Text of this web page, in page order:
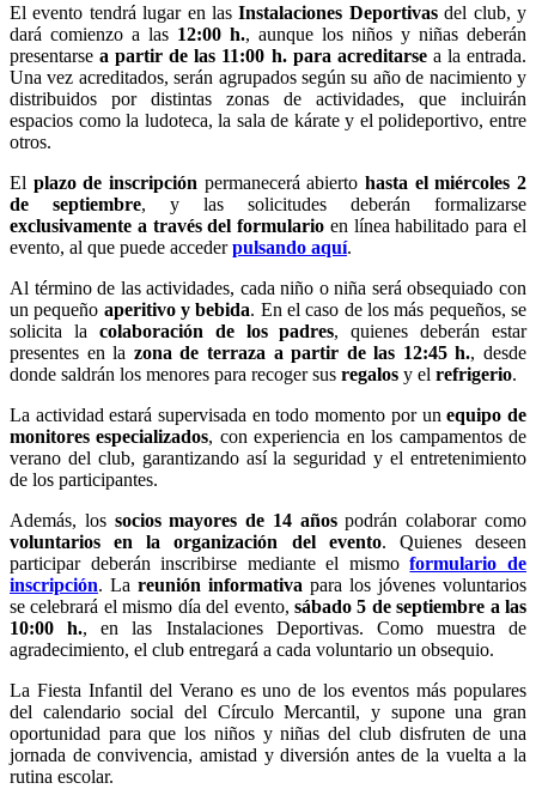
El evento tendrá lugar en lasInstalaciones Deportivasdel club, y
dará comienzo a las 12:00 h., aunque los niños y niñas deberán
presentarsea partir de las 11:00 h. para acreditarsea la entrada.
Una vez acreditados, serán agrupados según su año de nacimiento y
distribuidos por distintas zonas de actividades, que incluirán
espacios como la ludoteca, la sala de kárate y el polideportivo, entre
otros.
El plazo de inscripción permanecerá abiertohasta el miércoles 2
de septiembre, y las solicitudes deberán formalizarse
exclusivamente a través del formulario en línea habilitado para el
evento, al que puede accederpulsando aquí.
Al término de las actividades, cada niño o niña será obsequiado con
un pequeño aperitivo y bebida. En el caso de los más pequeños, se
solicita la colaboración de los padres, quienes deberán estar
presentes en la zona de terraza a partir de las 12:45 h., desde
donde saldrán los menores para recoger sus regalos y el refrigerio.
La actividad estará supervisada en todo momento por unequipo de
monitores especializados, con experiencia en los campamentos de
verano del club, garantizando así la seguridad y el entretenimiento
de los participantes.
Además, los socios mayores de 14 añospodrán colaborar como
voluntarios en la organización del evento. Quienes deseen
participar deberán inscribirse mediante el mismoformulario de
inscripción. La reunión informativa para los jóvenes voluntarios
se celebrará el mismo día del evento, sábado 5 de septiembre a las
10:00 h., en las Instalaciones Deportivas. Como muestra de
agradecimiento, el club entregará a cada voluntario un obsequio.
La Fiesta Infantil del Verano es uno de los eventos más populares
del calendario social del Círculo Mercantil, y supone una gran
oportunidad para que los niños y niñas del club disfruten de una
jornada de convivencia, amistad y diversión antes de la vuelta a la
rutina escolar.